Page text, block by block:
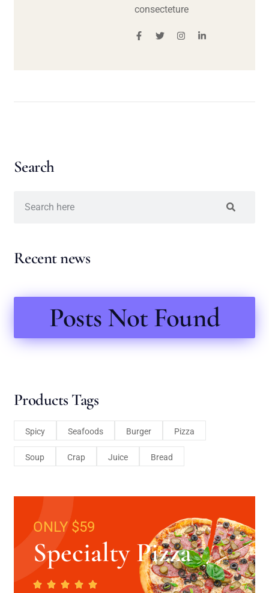
consecteture
Search
Recent news
Posts Not Found
Products Tags
Spicy Seafoods Burger Pizza
Soup Crap Juice Bread
ONLY $59
Specialty Pizza